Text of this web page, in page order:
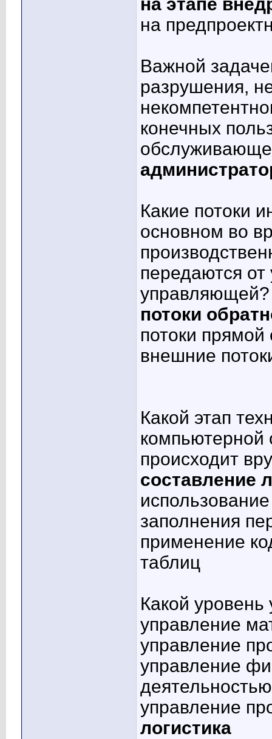
на этапе
на
Важной
разрушения,
конечных
Какие потоки
основном во
передаются
управляющей?
потоки
потоки прямой
внешние
Какой этап
компьютерной
происходит
составление
заполнения
применение
таблиц
Какой уровень
управление
управление
управление
деятельностью
управление
логистика